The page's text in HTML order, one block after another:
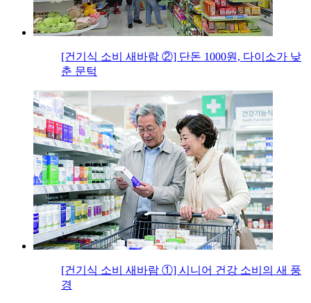
[건기식 소비 새바람 ②] 단돈 1000원, 다이소가 낮
춘 문턱
[건기식 소비 새바람 ①] 시니어 건강 소비의 새 풍
경